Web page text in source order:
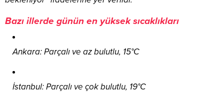
Bazı illerde günün en yüksek sıcaklıkları
Ankara: Parçalı ve az bulutlu, 15°C
İstanbul: Parçalı ve çok bulutlu, 19°C